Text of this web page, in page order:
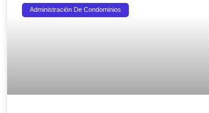
Administración De Condominios